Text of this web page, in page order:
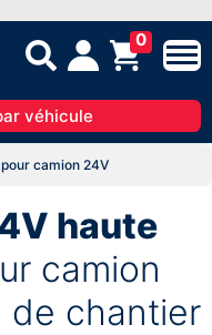
0
véhicule
pour camion 24V
haute
camion
de chantier